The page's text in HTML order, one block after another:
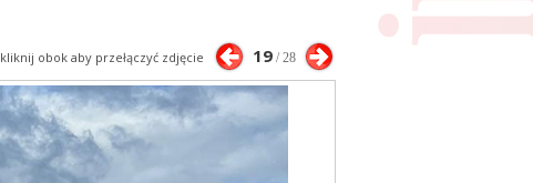
kliknij obok aby przełączyć zdjęcie 19/ 28